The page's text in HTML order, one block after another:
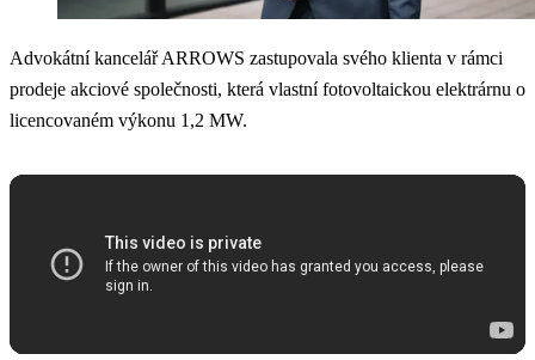
Advokátní kancelář ARROWS zastupovala svého klienta v rámci
prodeje akciové společnosti, která vlastní fotovoltaickou elektrárnu o
licencovaném výkonu 1,2 MW.